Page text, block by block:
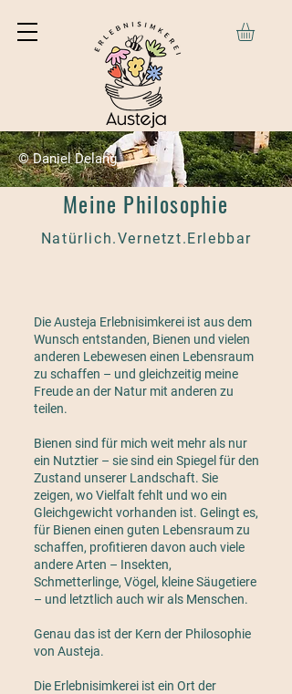
© Daniel Delang
Meine Philosophie
Natürlich.Vernetzt.Erlebbar
Die Austeja Erlebnisimkerei ist aus dem
Wunsch entstanden, Bienen und vielen
anderen Lebewesen einen Lebensraum
zu schaffen – und gleichzeitig meine
Freude an der Natur mit anderen zu
teilen.
Bienen sind für mich weit mehr als nur
ein Nutztier – sie sind ein Spiegel für den
Zustand unserer Landschaft. Sie
zeigen, wo Vielfalt fehlt und wo ein
Gleichgewicht vorhanden ist. Gelingt es,
für Bienen einen guten Lebensraum zu
schaffen, profitieren davon auch viele
andere Arten – Insekten,
Schmetterlinge, Vögel, kleine Säugetiere
– und letztlich auch wir als Menschen.
Genau das ist der Kern der Philosophie
von Austeja.
Die Erlebnisimkerei ist ein Ort der